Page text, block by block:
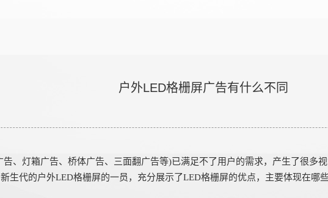
户外LED格栅屏广告有什么不同
、灯箱广告、桥体广告、三面翻广告等)已满足不了用户的需求，产生了很多
生代的户外LED格栅屏的一员，充分展示了LED格栅屏的优点，主要体现在哪些